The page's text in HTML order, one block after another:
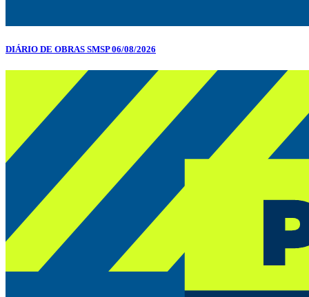
DIÁRIO DE OBRAS SMSP 06/08/2026